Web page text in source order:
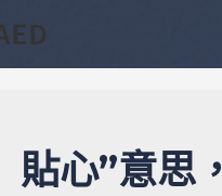
貼心”意思，